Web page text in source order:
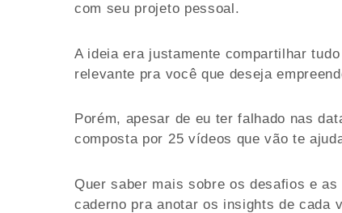
com seu projeto pessoal.
A ideia era justamente compartilhar
relevante pra você que deseja
Porém, apesar de eu ter falhado nas
composta por 25 vídeos que vão te
Quer saber mais sobre os desafios e
caderno pra anotar os insights de cada